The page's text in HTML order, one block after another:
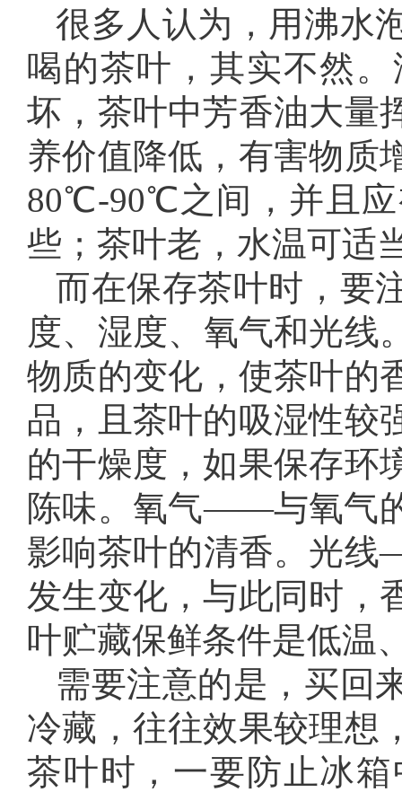
很多人认为，用沸水
喝的茶叶，其实不然
坏，茶叶中芳香油大量
养价值降低，有害物质
80℃-90℃之间，并且应
些；茶叶老，水温可适
而在保存茶叶时，要
度、湿度、氧气和光
物质的变化，使茶叶
品，且茶叶的吸湿性较
的干燥度，如果保存环
陈味。氧气——与氧气
影响茶叶的清香。光
发生变化，与此同时，
叶贮藏保鲜条件是低温
需要注意的是，买回
冷藏，往往效果较理想
茶叶时，一要防止冰